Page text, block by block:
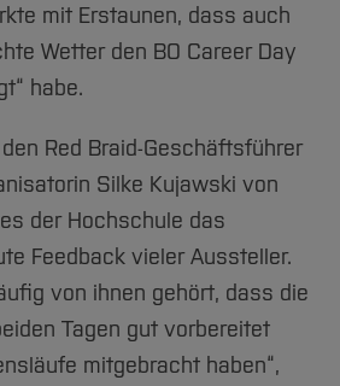
mit Erstaunen, dass auch
Wetter den BO Career Day
habe.
Red Braid-Geschäftsführer
Silke Kujawski von
der Hochschule das
Feedback vieler Aussteller.
von ihnen gehört, dass die
Tagen gut vorbereitet
mitgebracht haben“,